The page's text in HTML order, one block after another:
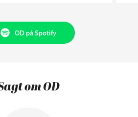
OD på Spotify
om OD